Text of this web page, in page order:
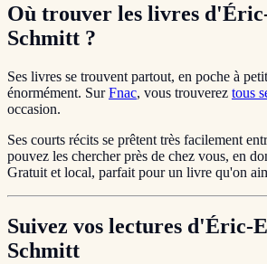
Où trouver les livres
Schmitt ?
Ses livres se trouvent partout, en poche à
énormément. SurFnac, vous trouverez tous
occasion.
Ses courts récits se prêtent très facilement
pouvez les chercher près de chez vous, en
Gratuit et local, parfait pour un livre qu'on
Suivez vos lectures d'Éric-
Schmitt